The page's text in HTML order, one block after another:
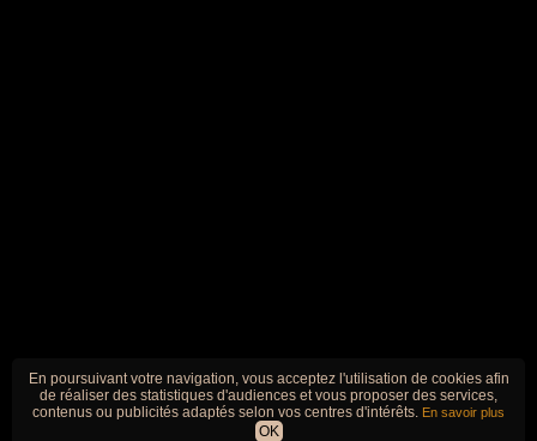
En poursuivant votre navigation, vous acceptez l'utilisation de cookies afin
de réaliser des statistiques d'audiences et vous proposer des services,
contenus ou publicités adaptés selon vos centres d'intérêts. En savoir plus
OK